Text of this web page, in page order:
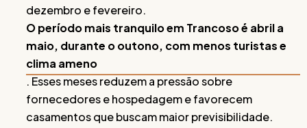
dezembro e fevereiro.
O período mais tranquilo em Trancoso é abril a
maio, durante o outono, com menos turistas e
clima ameno
. Esses meses reduzem a pressão sobre
fornecedores e hospedagem e favorecem
casamentos que buscam maior previsibilidade.